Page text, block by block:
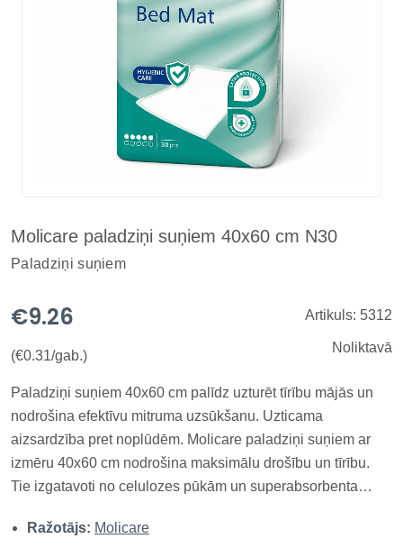
Molicare paladziņi suņiem 40x60 cm N30
Paladziņi suņiem
€9.26
(€0.31/gab.)
Artikuls: 5312
Noliktavā
Paladziņi suņiem 40x60 cm palīdz uzturēt tīrību mājās un
nodrošina efektīvu mitruma uzsūkšanu. Uzticama
aizsardzība pret noplūdēm. Molicare paladziņi suņiem ar
izmēru 40x60 cm nodrošina maksimālu drošību un tīrību.
Tie izgatavoti no celulozes pūkām un superabsorbenta
uzsūkšanos. Pateicoties 5 pilienu absorbcijas spēkam,
Ražotājs: Molicare